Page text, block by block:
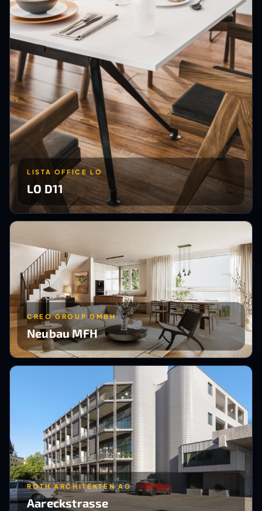
LISTA OFFICE LO
LO D11
CREO GROUP GMBH
Neubau MFH
ROTH ARCHITEKTEN AG
Aareckstrasse